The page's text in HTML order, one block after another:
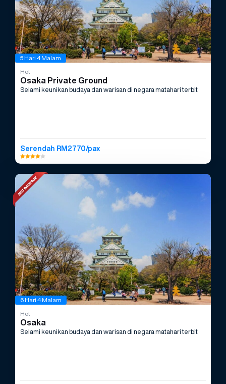
5 Hari 4 Malam
Hot
Osaka Private Ground
Selami keunikan budaya dan warisan di negara matahari terbit
Serendah RM2770/pax
6 Hari 4 Malam
Hot
Osaka
Selami keunikan budaya dan warisan di negara matahari terbit